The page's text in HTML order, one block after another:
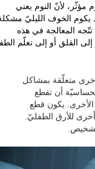
مؤثّر، لأنّ النوم يعني
يكوم الخوف الليليّ
المعالجة في هذه
القلق أو إلى تعلّم
متعلّقة بمشاكل
أن تقطع
الأخرى. يكون قطع
للأرق الطفليّ.